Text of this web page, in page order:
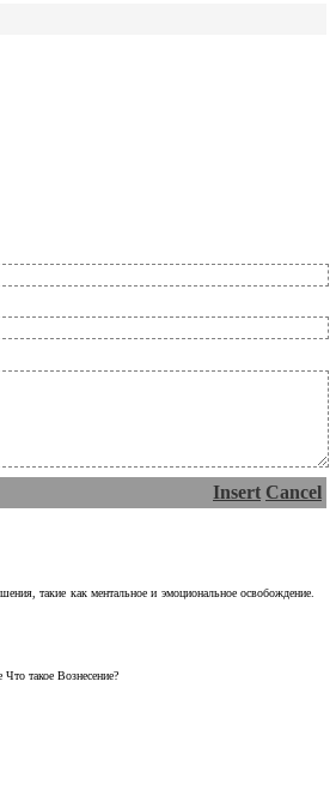
Insert Cancel
такие как ментальное и эмоциональное освобождение.
такое Вознесение?